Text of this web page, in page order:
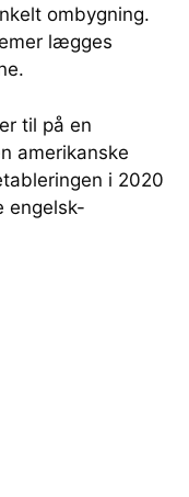
ombygning.
lægges
til på en
amerikanske
i 2020
engelsk-